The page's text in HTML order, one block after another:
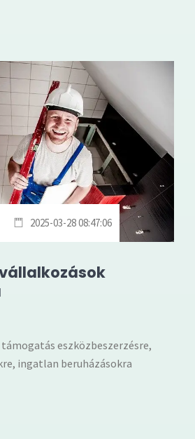
2025-03-28 08:47:06
eszközbeszerzésre,
ingatlan beruházásokra